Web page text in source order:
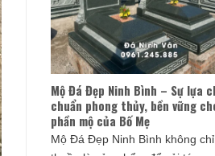
Mộ Đá Đẹp Ninh Bình – Sự lựa
chuẩn phong thủy, bền vững
phần mộ của Bố Mẹ
Mộ Đá Đẹp Ninh Bình không